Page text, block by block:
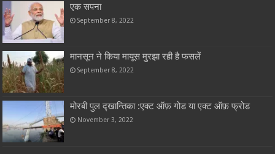
एक सपना
September 8, 2022
मानसून ने किया मायूस मुरझा रही है फसलें
September 8, 2022
मोरबी पुल द्खान्तिका :एक्ट ऑफ़ गोड या एक्ट ऑफ़ फ्रोड
November 3, 2022